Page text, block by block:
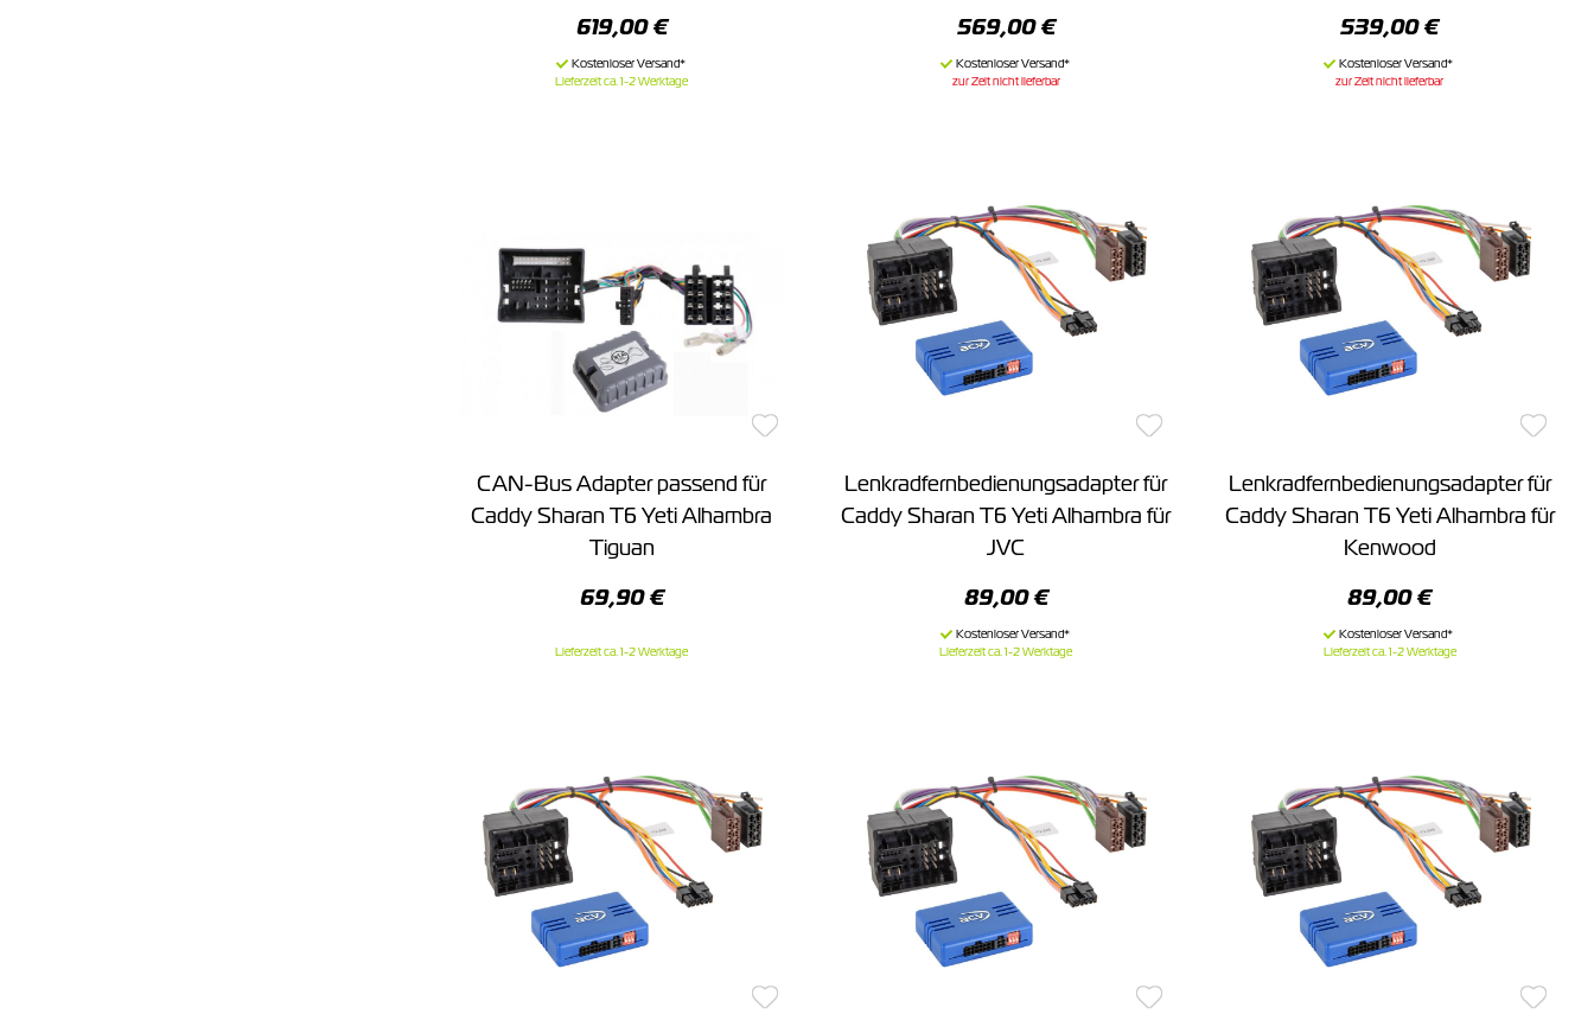
619,00 €
Lieferzeit ca. 1-2 Werktage
569,00 €
zur Zeit nicht lieferbar
539,00 €
zur Zeit nicht lieferbar
CAN-Bus Adapter passend für
Caddy Sharan T6 Yeti Alhambra
Tiguan
69,90 €
Lieferzeit ca. 1-2 Werktage
Lenkradfernbedienungsadapter für
Caddy Sharan T6 Yeti Alhambra für
JVC
89,00 €
Lieferzeit ca. 1-2 Werktage
Lenkradfernbedienungsadapter für
Caddy Sharan T6 Yeti Alhambra für
Kenwood
89,00 €
Lieferzeit ca. 1-2 Werktage